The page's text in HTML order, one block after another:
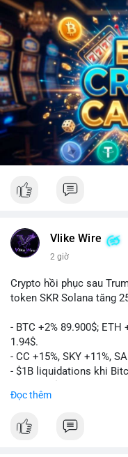
Vlike Wire
2 giờ
Crypto hồi phục sau
token SKR Solana tăng
- BTC +2% 89.900$; ETH
1.94$.
- CC +15%, SKY +11%,
- $1B liquidations khi
- Vitalik đề xuất DVT
- Senate Ag Committee
Đọc thêm